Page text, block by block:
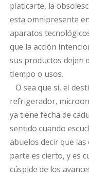
platicarte, la
esta omnipresente
aparatos
que la acción
sus productos dejen
tiempo o usos.
O sea que sí, el
refrigerador,
ya tiene fecha de
sentido cuando
abuelos decir que
parte es cierto, y es
cúspide de los